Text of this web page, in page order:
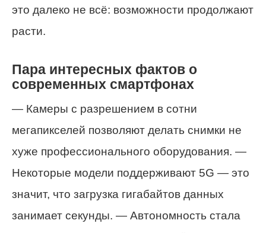
это далеко не всё: возможности продолжают
расти.
Пара интересных фактов о
современных смартфонах
— Камеры с разрешением в сотни
мегапикселей позволяют делать снимки не
хуже профессионального оборудования. —
Некоторые модели поддерживают 5G — это
значит, что загрузка гигабайтов данных
занимает секунды. — Автономность стала